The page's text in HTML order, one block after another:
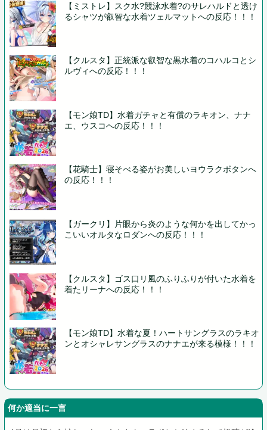
【ミストレ】スク水?競泳水着?のサレハルドと透け
るシャツが叡智な水着ツェルマットへの反応！！！
【クルスタ】正統派な叡智な黒水着のコハルコとシ
ルヴィへの反応！！！
【モン娘TD】水着ガチャと有償のラキオン、ナナ
エ、ウスコへの反応！！！
【花騎士】寝そべる姿がお美しいヨウラクボタンへ
の反応！！！
【ガークリ】片眼から炎のような何かを出してかっ
こいいオルタなロダンへの反応！！！
【クルスタ】ゴス口リ風のふりふりが付いた水着を
着たリーナへの反応！！！
【モン娘TD】水着な夏！ハートサングラスのラキオ
ンとオシャレサングラスのナナエが来る模様！！！
何か適当に一言